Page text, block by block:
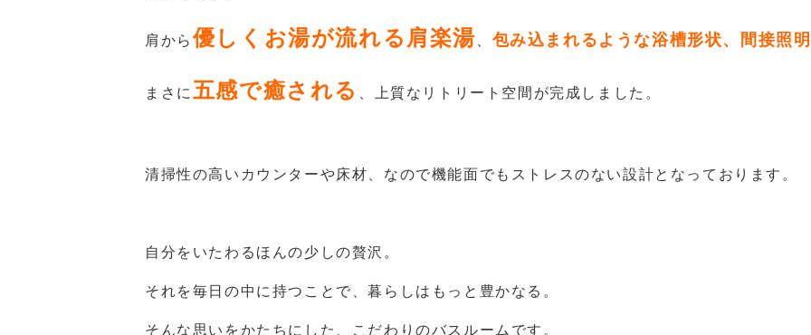
肩から優しくお湯が流れる肩楽湯 包み込まれるような浴槽形状、間接照
まさに 五感で癒される 、上質なリトリート空間が完成しました。
清掃性の高いカウンターや床材、なので機能面でもストレスのない設計となっております。
自分をいたわるほんの少しの贅沢。
それを毎日の中に持つことで、暮らしはもっと豊かなる。
そんな思いをかたちにした、こだわりのバスルームです。